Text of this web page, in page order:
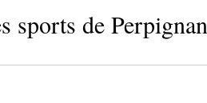
sports de Perpignan